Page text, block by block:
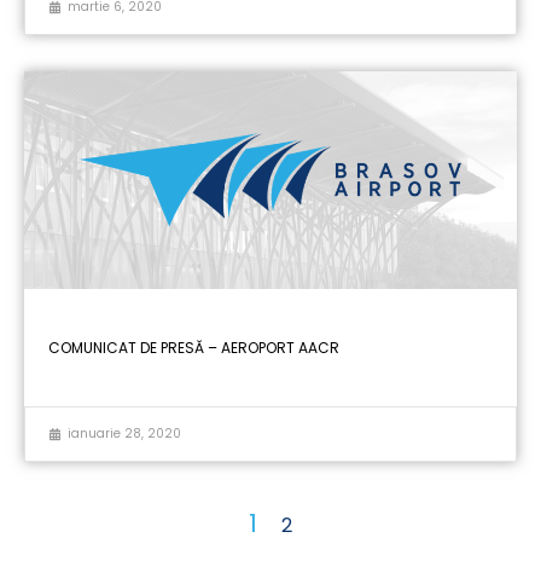
martie 6, 2020
COMUNICAT DE PRESĂ – AEROPORT AACR
ianuarie 28, 2020
1 2